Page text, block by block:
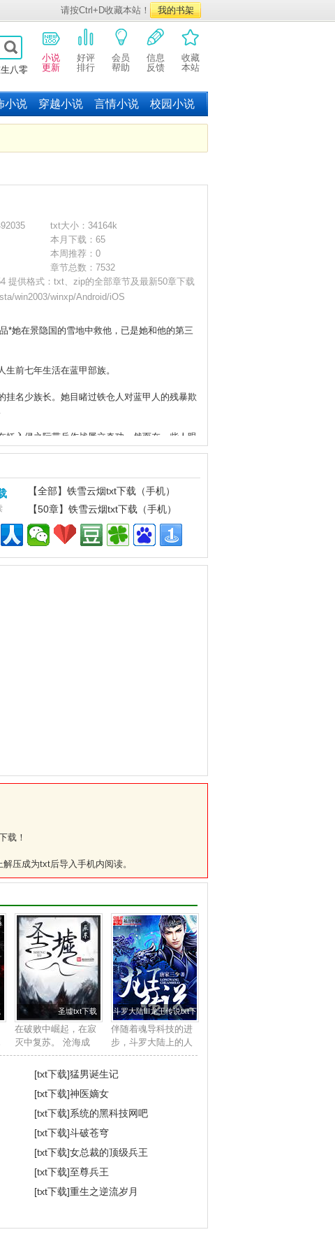
请按Ctrl+D收藏本站！ 我的书架
八零
小说
更新
好评
排行
会员
帮助
信息
反馈
收藏
本站
小说 穿越小说 言情小说 校园小说
txt大小：34164k
本月下载：65
本周推荐：0
章节总数：7532
提供格式：txt、zip的全部章节及最新50章下载
win2003/winxp/Android/iOS
她在景隐国的雪地中救他，已是她和他的第三
前七年生活在蓝甲部族。
名少族长。她目睹过铁仓人对蓝甲人的残暴欺
入侵之际带兵作战屡立奇功，然而在一些人眼
二世穿越回第三世后，拯救大计遭大变故，终于
。*第一世的故事开始于
交流使用，如果你喜欢庞钠文写的铁雪云烟txt
【全部】铁雪云烟txt下载（手机）
【50章】铁雪云烟txt下载（手机）
载！
压成为txt后导入手机内阅读。
圣墟txt下载
在破败中崛起，在寂
灭中复苏。 沧海成
尘，雷电枯竭，那一
缕幽雾又一次临近大
地，世间的枷锁被打
开了，一个全新的世
界就此揭开神秘的一
角…… ...
斗罗大陆III龙王传说txt下载
伴随着魂导科技的进
步，斗罗大陆上的人
类征服了海洋，又发
现了两片大陆。魂兽
也随着人类魂师的猎
睡无数年的魂兽之王
[txt下载]猛男诞生记
[txt下载]神医嫡女
[txt下载]系统的黑科技网吧
[txt下载]斗破苍穹
[txt下载]女总裁的顶级兵王
[txt下载]至尊兵王
[txt下载]重生之逆流岁月